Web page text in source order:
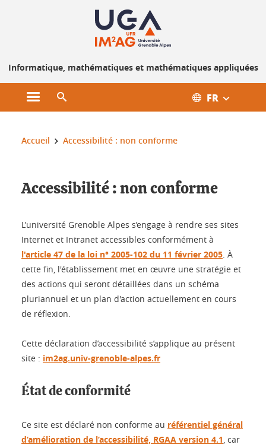
Informatique, mathématiques et mathématiques appliquées
Ouvrir le menu principal FR
Vous êtes ici :
Accueil Accessibilité : non conforme
Accessibilité : non conforme
L’université Grenoble Alpes s’engage à rendre ses sites
Internet et Intranet accessibles conformément à
l'article 47 de la loi n° 2005-102 du 11 février 2005. À
cette fin, l'établissement met en œuvre une stratégie et
des actions qui seront détaillées dans un schéma
pluriannuel et un plan d'action actuellement en cours
de réflexion.
Cette déclaration d’accessibilité s’applique au présent
site : im2ag.univ-grenoble-alpes.fr
État de conformité
Ce site est déclaré non conforme au référentiel général
d’amélioration de l’accessibilité, RGAA version 4.1, car